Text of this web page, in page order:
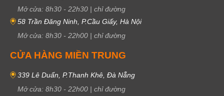
Mở cửa: 8h30 - 22h30 | chỉ đường
58 Trần Đăng Ninh, P.Cầu Giấy, Hà Nội
Mở cửa: 8h30 - 22h00 | chỉ đường
CỬA HÀNG MIỀN TRUNG
339 Lê Duẩn, P.Thanh Khê, Đà Nẵng
Mở cửa: 8h30 - 22h00 | chỉ đường